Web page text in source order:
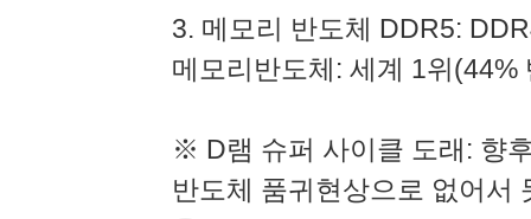
3. 메모리 반도체 DDR5:
메모리반도체: 세계 1위
※ D램 슈퍼 사이클 도래: 향
반도체 품귀현상으로 없어서